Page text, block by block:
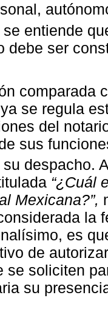
se entiende
debe ser
comparada
se regula
del
sus
su despacho.
“¿Cuál
Mexicana?”,
la
es
de
se soliciten
su